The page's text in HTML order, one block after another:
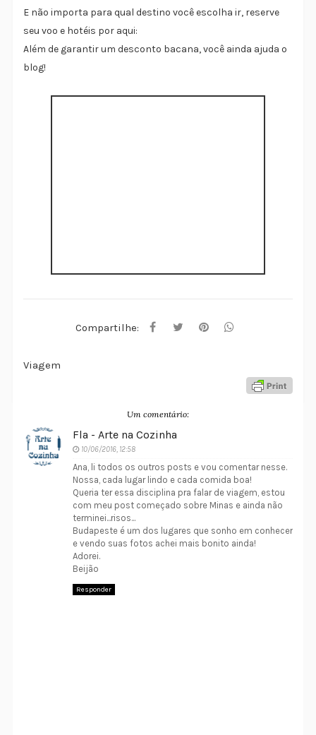
E não importa para qual destino você escolha ir, reserve
seu voo e hotéis por aqui:
Além de garantir um desconto bacana, você ainda ajuda o
blog!
Compartilhe:
Viagem
Um comentário:
Fla - Arte na Cozinha
10/06/2016, 12:58
Ana, li todos os outros posts e vou comentar nesse.
Nossa, cada lugar lindo e cada comida boa!
Queria ter essa disciplina pra falar de viagem, estou
com meu post começado sobre Minas e ainda não
terminei...risos...
Budapeste é um dos lugares que sonho em conhecer
e vendo suas fotos achei mais bonito ainda!
Adorei.
Beijão
Responder